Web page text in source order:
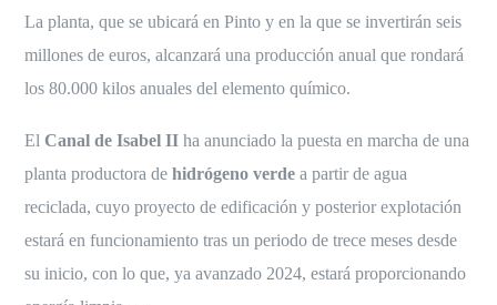
La planta, que se ubicará en Pinto y en la que se invertirán seis
millones de euros, alcanzará una producción anual que rondará
los 80.000 kilos anuales del elemento químico.
ElCanal de Isabel II ha anunciado la puesta en marcha de una
planta productora dehidrógeno verde a partir de agua
reciclada, cuyo proyecto de edificación y posterior explotación
estará en funcionamiento tras un periodo de trece meses desde
su inicio, con lo que, ya avanzado 2024, estará proporcionando